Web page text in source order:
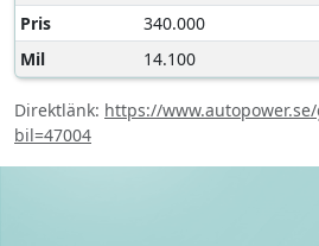
Pris
340.000
Mil
14.100
Direktlänk: https://
bil=47004